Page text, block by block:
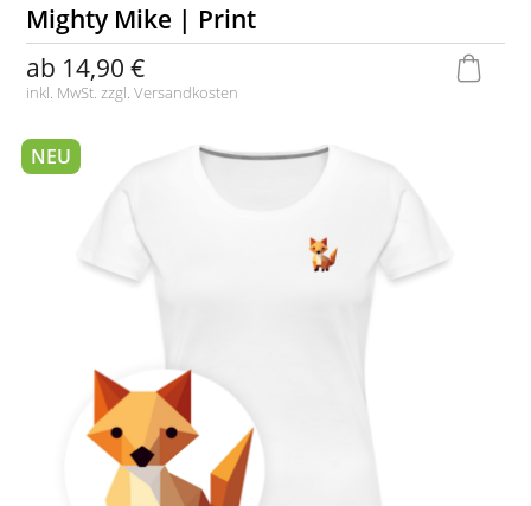
Mighty Mike | Print
ab 14,90 €
inkl. MwSt. zzgl.Versandkosten
NEU